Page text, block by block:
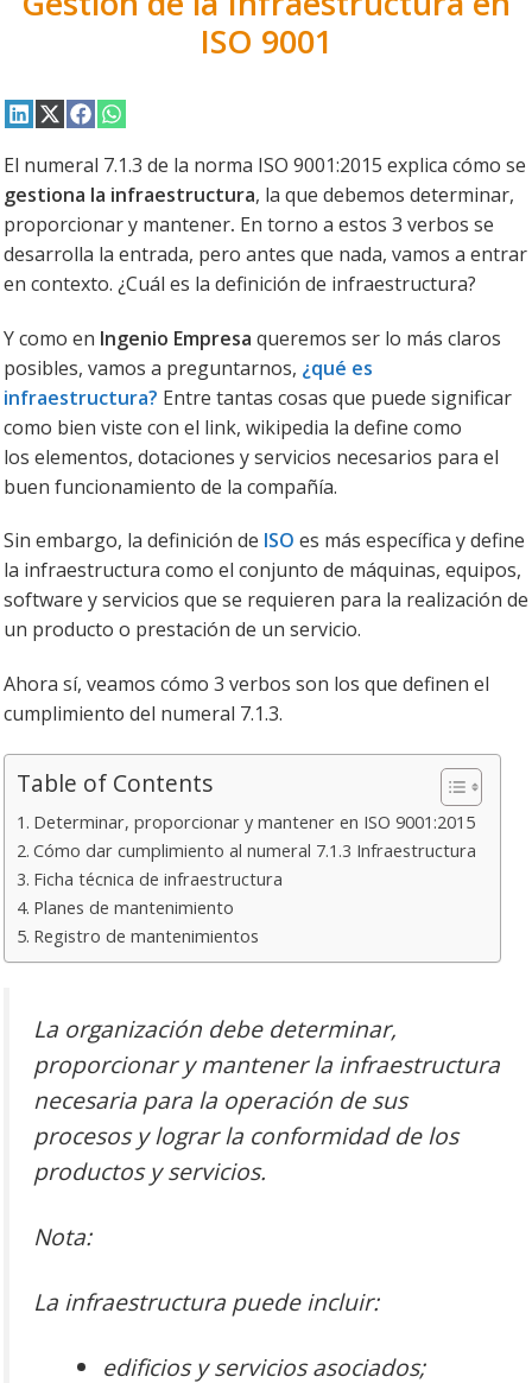
ISO 9001
Compartir
LinkedIn
Compartir
X
(Twitter)
Compartir
Facebook
Compartir
WhatsApp
El numeral 7.1.3 de la norma ISO 9001:2015 explica cómo se
gestiona la infraestructura, la que debemos determinar,
proporcionar y mantener. En torno a estos 3 verbos se
desarrolla la entrada, pero antes que nada, vamos a entrar
en contexto. ¿Cuál es la definición de infraestructura?
Y como en Ingenio Empresa queremos ser lo más claros
posibles, vamos a preguntarnos, ¿qué es
infraestructura? Entre tantas cosas que puede significar
como bien viste con el link, wikipedia la define como
los elementos, dotaciones y servicios necesarios para el
buen funcionamiento de la compañía.
Sin embargo, la definición de ISO es más específica y define
la infraestructura como el conjunto de máquinas, equipos,
software y servicios que se requieren para la realización de
un producto o prestación de un servicio.
Ahora sí, veamos cómo 3 verbos son los que definen el
cumplimiento del numeral 7.1.3.
Table of Contents
Determinar, proporcionar y mantener en ISO 9001:2015
Cómo dar cumplimiento al numeral 7.1.3 Infraestructura
Ficha técnica de infraestructura
Planes de mantenimiento
Registro de mantenimientos
La organización debe determinar,
proporcionar y mantener la infraestructura
necesaria para la operación de sus
procesos y lograr la conformidad de los
productos y servicios.
Nota:
La infraestructura puede incluir:
edificios y servicios asociados;